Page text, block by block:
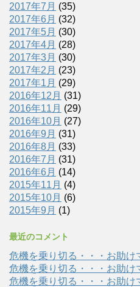
2017年7月 (35)
2017年6月 (32)
2017年5月 (30)
2017年4月 (28)
2017年3月 (30)
2017年2月 (23)
2017年1月 (29)
2016年12月 (31)
2016年11月 (29)
2016年10月 (27)
2016年9月 (31)
2016年8月 (33)
2016年7月 (31)
2016年6月 (14)
2015年11月 (4)
2015年10月 (6)
2015年9月 (1)
最近のコメント
危機を乗り切る・・・お助け
危機を乗り切る・・・お助け
危機を乗り切る・・・お助け